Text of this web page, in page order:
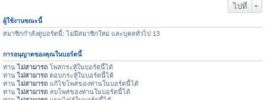
ไปที่
ผู้ใช้งานขณะนี้
สมาชิกกำลังดูบอร์ดนี้: ไม่มีสมาชิกใหม่ และบุคลทั่วไป 13
การอนุญาตของคุณในบอร์ดนี้
ท่านไม่สามารถ โพสกระทู้ในบอร์ดนี้ได้
ท่านไม่สามารถ ตอบกระทู้ในบอร์ดนี้ได้
ท่านไม่สามารถ แก้ไขโพสของท่านในบอร์ดนี้ได้
ท่านไม่สามารถ ลบโพสของท่านในบอร์ดนี้ได้